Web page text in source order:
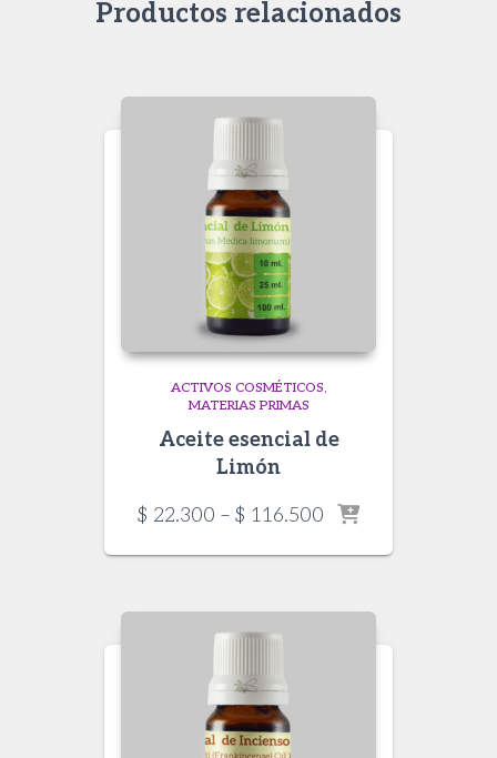
Productos relacionados
ACTIVOS COSMÉTICOS
MATERIAS PRIMAS
Aceite esencial de
Limón
$ 22.300 – $ 116.500 Price
$ 22.300
$ 116.500